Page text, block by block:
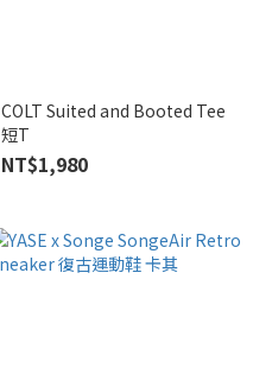
COLT Suited and Booted Tee
短T
NT$1,980